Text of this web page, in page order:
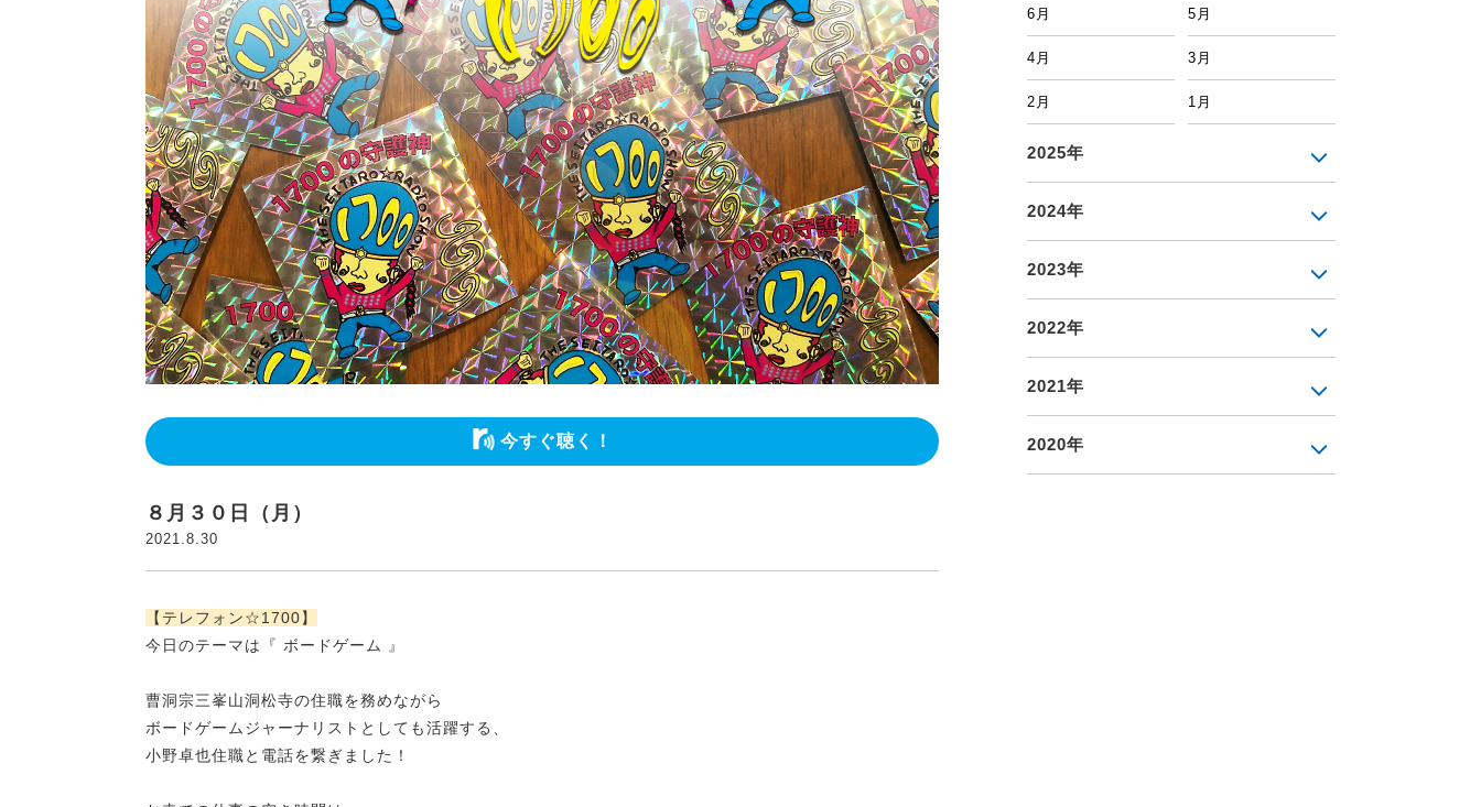
今すぐ聴く！
８月３０日（月）
2021.8.30
【テレフォン☆1700】
今日のテーマは『 ボードゲーム 』
曹洞宗三峯山洞松寺の住職を務めながら
ボードゲームジャーナリストとしても活躍する、
小野卓也住職と電話を繋ぎました！
6月 5月
4月 3月
2月 1月
2025年
2024年
2023年
2022年
2021年
2020年